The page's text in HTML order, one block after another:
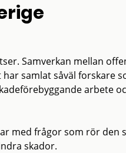
Samverkan mellan
samlat såväl forskare
arbete
med frågor som rör den
skador.